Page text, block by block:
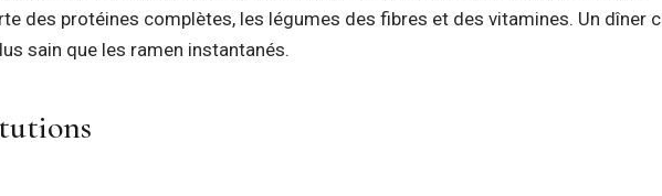
des protéines complètes, les légumes des fibres et des vitamines. Un dîner
sain que les ramen instantanés.